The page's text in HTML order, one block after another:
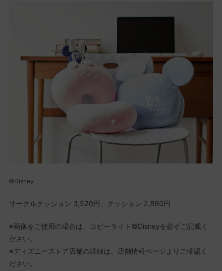
©Disney
サークルクッション 3,520円、クッション 2,860円
※画像をご使用の場合は、コピーライト©Disneyを必ずご記載く
ださい。
※ディズニーストア店舗の詳細は、店舗情報ページよりご確認く
ださい。